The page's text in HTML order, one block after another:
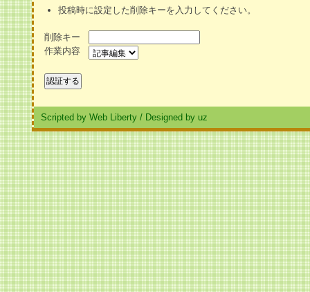
投稿時に設定した削除キーを入力してください。
削除キー
作業内容
Scripted by Web Liberty / Designed by uz